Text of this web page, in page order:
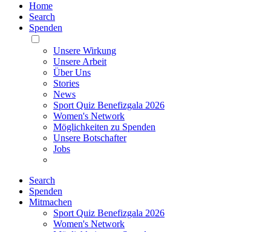
Home
Search
Spenden
Toggle
Mobile
Menu
Unsere Wirkung
Unsere Arbeit
Über Uns
Stories
News
Sport Quiz Benefizgala 2026
Women's Network
Möglichkeiten zu Spenden
Unsere Botschafter
Jobs
Search
Spenden
Mitmachen
Sport Quiz Benefizgala 2026
Women's Network